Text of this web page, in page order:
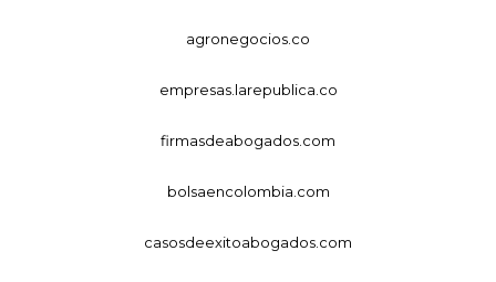
agronegocios.co
empresas.larepublica.co
firmasdeabogados.com
bolsaencolombia.com
casosdeexitoabogados.com